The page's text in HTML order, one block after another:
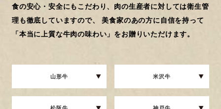
食の安心・安全にもこだわり、肉の生産者に対しては衛生管
理も徹底していますので、
美食家のあの方に自信を持って
「本当に上質な牛肉の味わい」をお贈りいただけます。
山形牛 米沢牛